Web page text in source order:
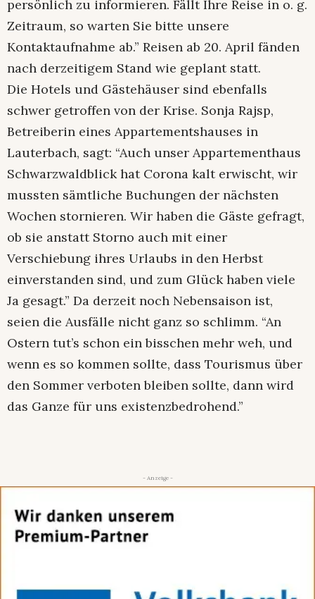
persönlich zu informieren. Fällt Ihre Reise in o. g.
Zeitraum, so warten Sie bitte unsere
Kontaktaufnahme ab.” Reisen ab 20. April fänden
nach derzeitigem Stand wie geplant statt.
Die Hotels und Gästehäuser sind ebenfalls
schwer getroffen von der Krise. Sonja Rajsp,
Betreiberin eines Appartementshauses in
Lauterbach, sagt: “Auch unser Appartementhaus
Schwarzwaldblick hat Corona kalt erwischt, wir
mussten sämtliche Buchungen der nächsten
Wochen stornieren. Wir haben die Gäste gefragt,
ob sie anstatt Storno auch mit einer
Verschiebung ihres Urlaubs in den Herbst
einverstanden sind, und zum Glück haben viele
Ja gesagt.” Da derzeit noch Nebensaison ist,
seien die Ausfälle nicht ganz so schlimm. “An
Ostern tut’s schon ein bisschen mehr weh, und
wenn es so kommen sollte, dass Tourismus über
den Sommer verboten bleiben sollte, dann wird
das Ganze für uns existenzbedrohend.”
- Anzeige -